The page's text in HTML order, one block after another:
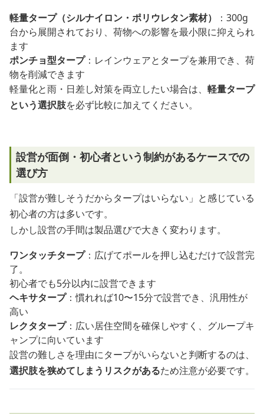
軽量タープ（シルナイロン・ポリウレタン素材）
：300g
台から展開されており、荷物への影響を最小限に抑えられ
ます
ポンチョ型タープ：レインウェアとタープを兼用でき、荷
物を削減できます
軽量化と雨・日差し対策を両立したい場合は、 軽量タープ
という選択肢を必ず比較に加えてください。
設営が面倒・初心者という制約があるケースでの
選び方
「設営が難しそうだからタープはいらない」と感じている
初心者の方は多いです。
しかし設営の手間は製品選びで大きく変わります。
ワンタッチタープ：広げてポールを押し込むだけで設営完
了。
初心者でも5分以内に設営できます
ヘキサタープ：慣れれば10〜15分で設営でき、汎用性が
高い
レクタタープ：広い居住空間を確保しやすく、グループキ
ャンプに向いています
設営の難しさを理由にタープがいらないと判断するのは、
選択肢を狭めてしまうリスクがあるため注意が必要です。